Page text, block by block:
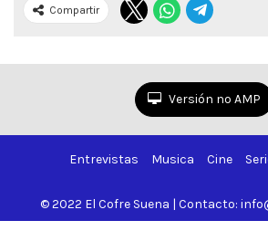
Compartir
Versión no AMP
Entrevistas Musica Cine
© 2022 El Cofre Suena | Contacto: